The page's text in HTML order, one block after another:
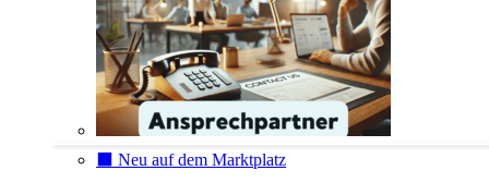
⬛️ Neu auf dem Marktplatz